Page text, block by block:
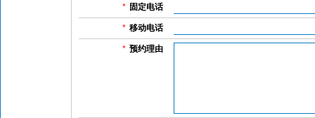
* 固定电话
* 移动电话
* 预约理由